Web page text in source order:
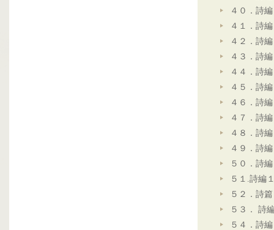
４０．詩
４１．詩
４２．詩
４３．詩
４４．詩
４５．詩
４６．詩
４７．詩
４８．詩
４９．詩
５０．詩
５１.詩編
５２．詩
５３． 詩
５４．詩